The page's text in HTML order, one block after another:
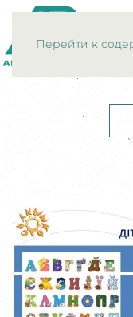
Перейти к